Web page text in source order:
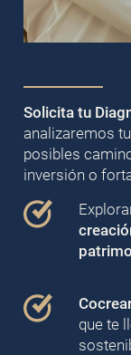
Solicita tu
analizaremos
posibles
inversión o
que te